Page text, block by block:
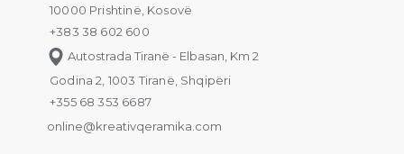
10000 Prishtinë, Kosovë
+383 38 602 600
Autostrada Tiranë - Elbasan, Km 2
Godina 2, 1003 Tiranë, Shqipëri
+355 68 353 6687
online@kreativqeramika.com